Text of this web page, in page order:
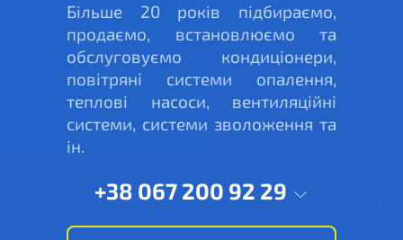
Більше 20 років підбираємо,
продаємо, встановлюємо та
обслуговуємо кондиціонери,
повітряні системи опалення,
теплові насоси, вентиляційні
системи, системи зволоження та
ін.
+38 067 200 92 29